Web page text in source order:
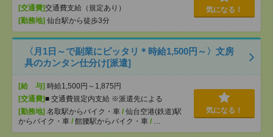
[交通費]交通費支給（規定あり）
[勤務地] 仙台駅から徒歩3分
気になる！
〈月1日～で副業にピッタリ＊時給1,500円～〉文房
具のカンタン仕分け[派遣]
[給 与] 時給1,500円～1,875円
[交通費]■ 交通費規定内支給 ※派遣先による
[勤務地] 名取駅からバイク・車 / 仙台空港(鉄道)駅
からバイク・車 / 館腰駅からバイク・車 / …
気になる！